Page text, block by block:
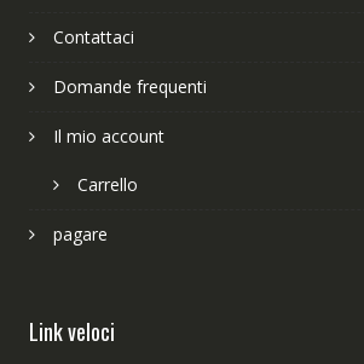
Contattaci
Domande frequenti
Il mio account
Carrello
pagare
Link veloci